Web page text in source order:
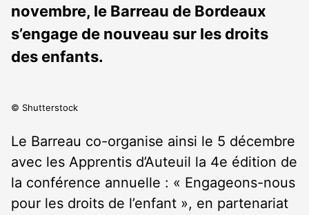
novembre, le Barreau de Bordeaux
s’engage de nouveau sur les droits
des enfants.
© Shutterstock
Le Barreau co-organise ainsi le 5 décembre
avec les Apprentis d’Auteuil la 4e édition de
la conférence annuelle : « Engageons-nous
pour les droits de l’enfant », en partenariat